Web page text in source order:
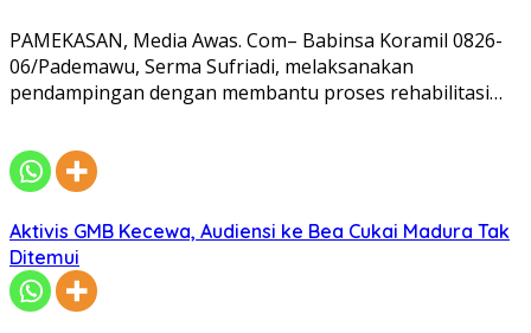
PAMEKASAN, Media Awas. Com– Babinsa Koramil 0826-
06/Pademawu, Serma Sufriadi, melaksanakan
pendampingan dengan membantu proses rehabilitasi…
Aktivis GMB Kecewa, Audiensi ke Bea Cukai Madura Tak
Ditemui